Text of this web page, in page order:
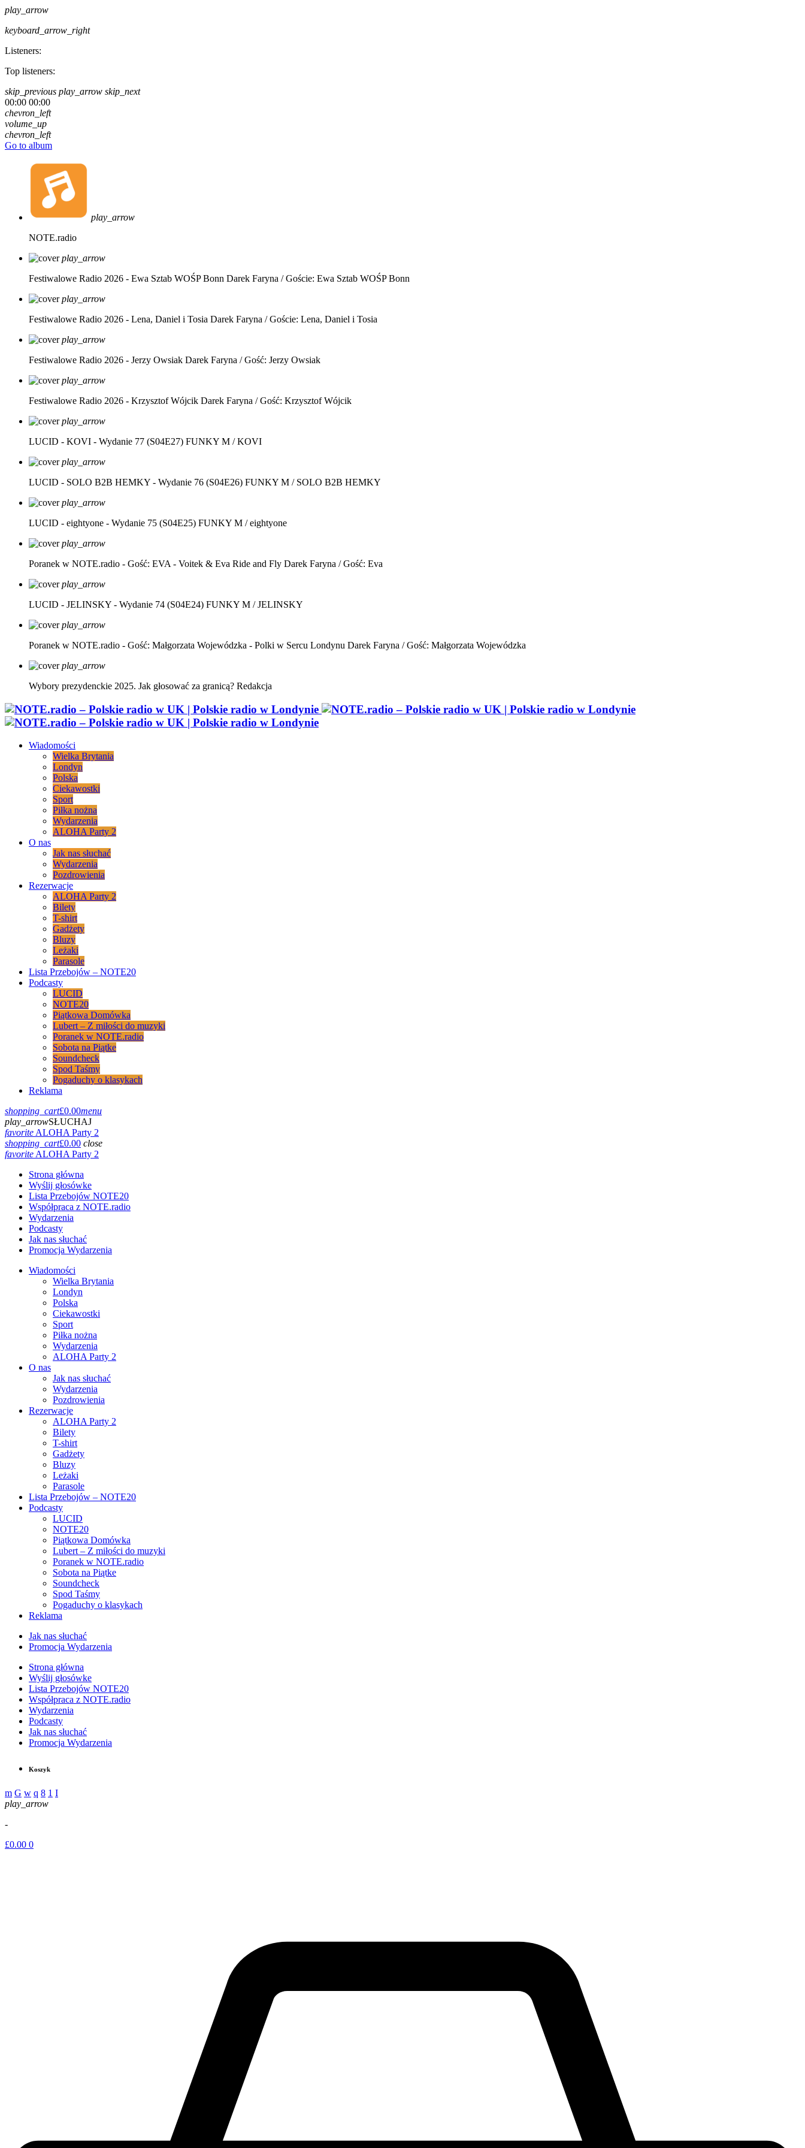
play_arrow
keyboard_arrow_right
Listeners:
Top listeners:
skip_previous play_arrow skip_next
00:00 00:00
chevron_left
volume_up
chevron_left
Go to album
play_arrow
NOTE.radio
play_arrow
Festiwalowe Radio 2026 - Ewa Sztab WOŚP Bonn Darek Faryna / Goście: Ewa Sztab WOŚP Bonn
play_arrow
Festiwalowe Radio 2026 - Lena, Daniel i Tosia Darek Faryna / Goście: Lena, Daniel i Tosia
play_arrow
Festiwalowe Radio 2026 - Jerzy Owsiak Darek Faryna / Gość: Jerzy Owsiak
play_arrow
Festiwalowe Radio 2026 - Krzysztof Wójcik Darek Faryna / Gość: Krzysztof Wójcik
play_arrow
LUCID - KOVI - Wydanie 77 (S04E27) FUNKY M / KOVI
play_arrow
LUCID - SOLO B2B HEMKY - Wydanie 76 (S04E26) FUNKY M / SOLO B2B HEMKY
play_arrow
LUCID - eightyone - Wydanie 75 (S04E25) FUNKY M / eightyone
play_arrow
Poranek w NOTE.radio - Gość: EVA - Voitek & Eva Ride and Fly Darek Faryna / Gość: Eva
play_arrow
LUCID - JELINSKY - Wydanie 74 (S04E24) FUNKY M / JELINSKY
play_arrow
Poranek w NOTE.radio - Gość: Małgorzata Wojewódzka - Polki w Sercu Londynu Darek Faryna / Gość: Małgorzata Wojewódzka
play_arrow
Wybory prezydenckie 2025. Jak głosować za granicą? Redakcja
Wiadomości
Wielka Brytania
Londyn
Polska
Ciekawostki
Sport
Piłka nożna
Wydarzenia
ALOHA Party 2
O nas
Jak nas słuchać
Wydarzenia
Pozdrowienia
Rezerwacje
ALOHA Party 2
Bilety
T-shirt
Gadżety
Bluzy
Leżaki
Parasole
Lista Przebojów – NOTE20
Podcasty
LUCID
NOTE20
Piątkowa Domówka
Lubert – Z miłości do muzyki
Poranek w NOTE.radio
Sobota na Piątke
Soundcheck
Spod Taśmy
Pogaduchy o klasykach
Reklama
shopping_cart£0.00menu
play_arrowSŁUCHAJ
favoriteALOHA Party 2
shopping_cart£0.00 close
favoriteALOHA Party 2
Strona główna
Wyślij głosówke
Lista Przebojów NOTE20
Współpraca z NOTE.radio
Wydarzenia
Podcasty
Jak nas słuchać
Promocja Wydarzenia
Wiadomości
Wielka Brytania
Londyn
Polska
Ciekawostki
Sport
Piłka nożna
Wydarzenia
ALOHA Party 2
O nas
Jak nas słuchać
Wydarzenia
Pozdrowienia
Rezerwacje
ALOHA Party 2
Bilety
T-shirt
Gadżety
Bluzy
Leżaki
Parasole
Lista Przebojów – NOTE20
Podcasty
LUCID
NOTE20
Piątkowa Domówka
Lubert – Z miłości do muzyki
Poranek w NOTE.radio
Sobota na Piątke
Soundcheck
Spod Taśmy
Pogaduchy o klasykach
Reklama
Jak nas słuchać
Promocja Wydarzenia
Strona główna
Wyślij głosówke
Lista Przebojów NOTE20
Współpraca z NOTE.radio
Wydarzenia
Podcasty
Jak nas słuchać
Promocja Wydarzenia
Koszyk
play_arrow
-
£0.00 0